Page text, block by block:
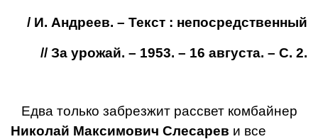
/ И. Андреев. – Текст : непосредственный
// За урожай. – 1953. – 16 августа. – С. 2.
Едва только забрезжит рас­свет комбайнер
Николай Максимович Слесарев и все